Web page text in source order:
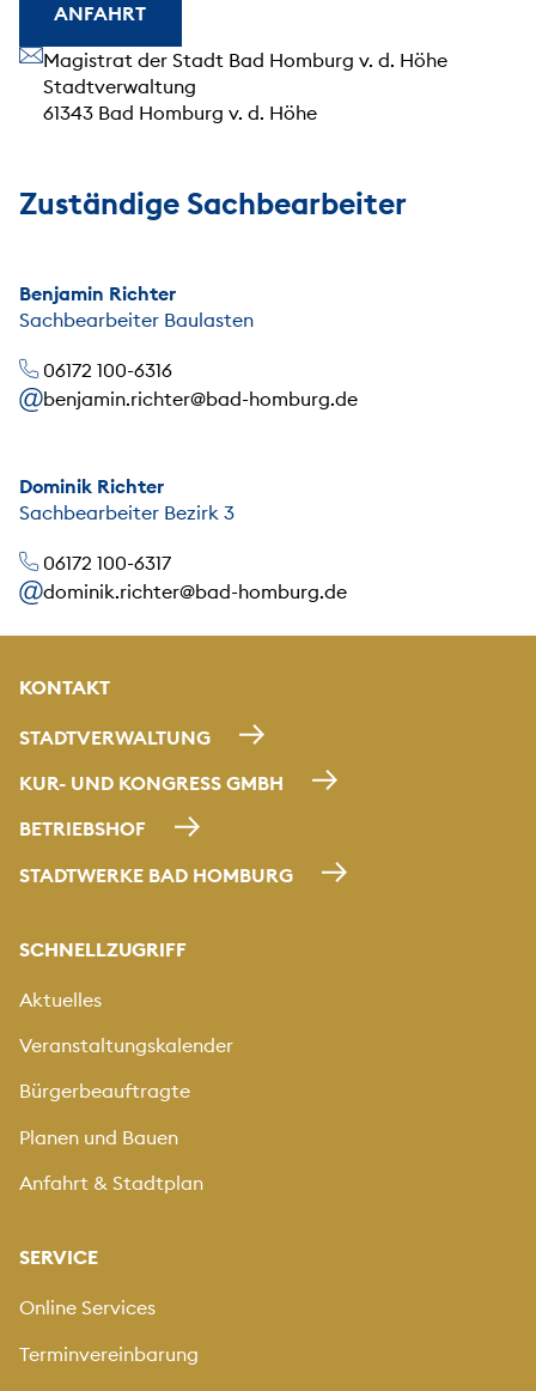
ANFAHRT
Unsere Anschrift
Magistrat der Stadt Bad Homburg v. d. Höhe
Stadtverwaltung
61343 Bad Homburg v. d. Höhe
Zuständige Sachbearbeiter
Benjamin Richter
Sachbearbeiter Baulasten
06172 100-6316
benjamin.richter@bad-homburg.de
Dominik Richter
Sachbearbeiter Bezirk 3
06172 100-6317
dominik.richter@bad-homburg.de
KONTAKT
STADTVERWALTUNG
KUR- UND KONGRESS GMBH
BETRIEBSHOF
STADTWERKE BAD HOMBURG
SCHNELLZUGRIFF
Aktuelles
Veranstaltungskalender
Bürgerbeauftragte
Planen und Bauen
Anfahrt & Stadtplan
SERVICE
Online Services
Terminvereinbarung